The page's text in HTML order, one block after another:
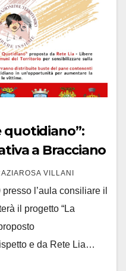
quotidiano”:
a Bracciano
VILLANI
l’aula consiliare il
il progetto “La
e da Rete Lia…